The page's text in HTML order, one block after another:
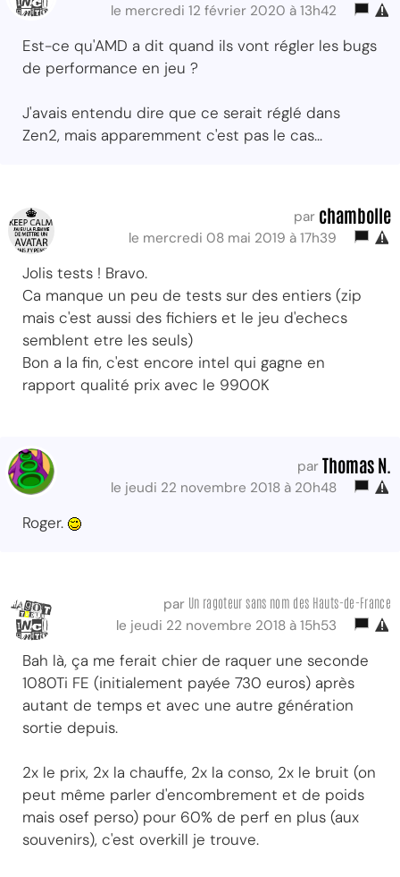
le mercredi 12 février 2020 à 13h42
Est-ce qu'AMD a dit quand ils vont régler les bugs
de performance en jeu ?
J'avais entendu dire que ce serait réglé dans
Zen2, mais apparemment c'est pas le cas...
par chambolle
le mercredi 08 mai 2019 à 17h39
Jolis tests ! Bravo.
Ca manque un peu de tests sur des entiers (zip
mais c'est aussi des fichiers et le jeu d'echecs
semblent etre les seuls)
Bon a la fin, c'est encore intel qui gagne en
rapport qualité prix avec le 9900K
par Thomas N.
le jeudi 22 novembre 2018 à 20h48
Roger.
par Un ragoteur sans nom des Hauts-de-France
le jeudi 22 novembre 2018 à 15h53
Bah là, ça me ferait chier de raquer une seconde
1080Ti FE (initialement payée 730 euros) après
autant de temps et avec une autre génération
sortie depuis.
2x le prix, 2x la chauffe, 2x la conso, 2x le bruit (on
peut même parler d'encombrement et de poids
mais osef perso) pour 60% de perf en plus (aux
souvenirs), c'est overkill je trouve.